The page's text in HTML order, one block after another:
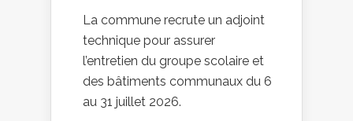
La commune recrute un adjoint
technique pour assurer
l’entretien du groupe scolaire et
des bâtiments communaux du 6
au 31 juillet 2026.